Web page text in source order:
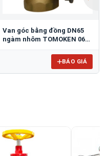
Van góc bằng đồng DN65
ngàm nhôm TOMOKEN 06-
BÁO GIÁ